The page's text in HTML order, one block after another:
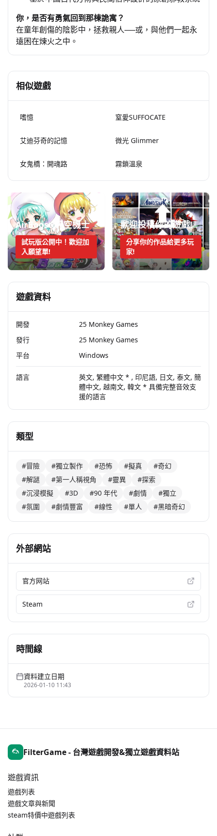
你，是否有勇氣回到那棟詭寓？
在童年創傷的陰影中，拯救親人──或，與他們一起永
遠困在煉火之中。
相似遊戲
嗜憶 窒愛SUFFOCATE
艾迪芬奇的記憶 微光 Glimmer
女鬼橋：開魂路 霧鎖溫泉
AirBoost:天空機士
試玩版公開中！歡迎加
入願望單!
歡迎投稿你的遊戲!
分享你的作品給更多玩
家!
遊戲資料
開發
25 Monkey Games
發行
25 Monkey Games
平台
Windows
語言
英文, 繁體中文 * , 印尼語, 日文, 泰文, 簡
體中文, 越南文, 韓文 * 具備完整音效支
援的語言
類型
#冒險 #獨立製作 #恐怖 #擬真
#奇幻
#解謎
#第一人稱視角 #靈異
#探索
#沉浸模擬
#3D #90 年代 #劇情
#獨立
#氛圍
#劇情豐富 #線性 #單人 #黑暗奇幻
外部網站
官方网站
Steam
時間線
資料建立日期
2026-01-10 11:43
FilterGame - 台灣遊戲開發&獨立遊戲資料站
遊戲資訊
遊戲列表
遊戲文章與新聞
steam特價中遊戲列表